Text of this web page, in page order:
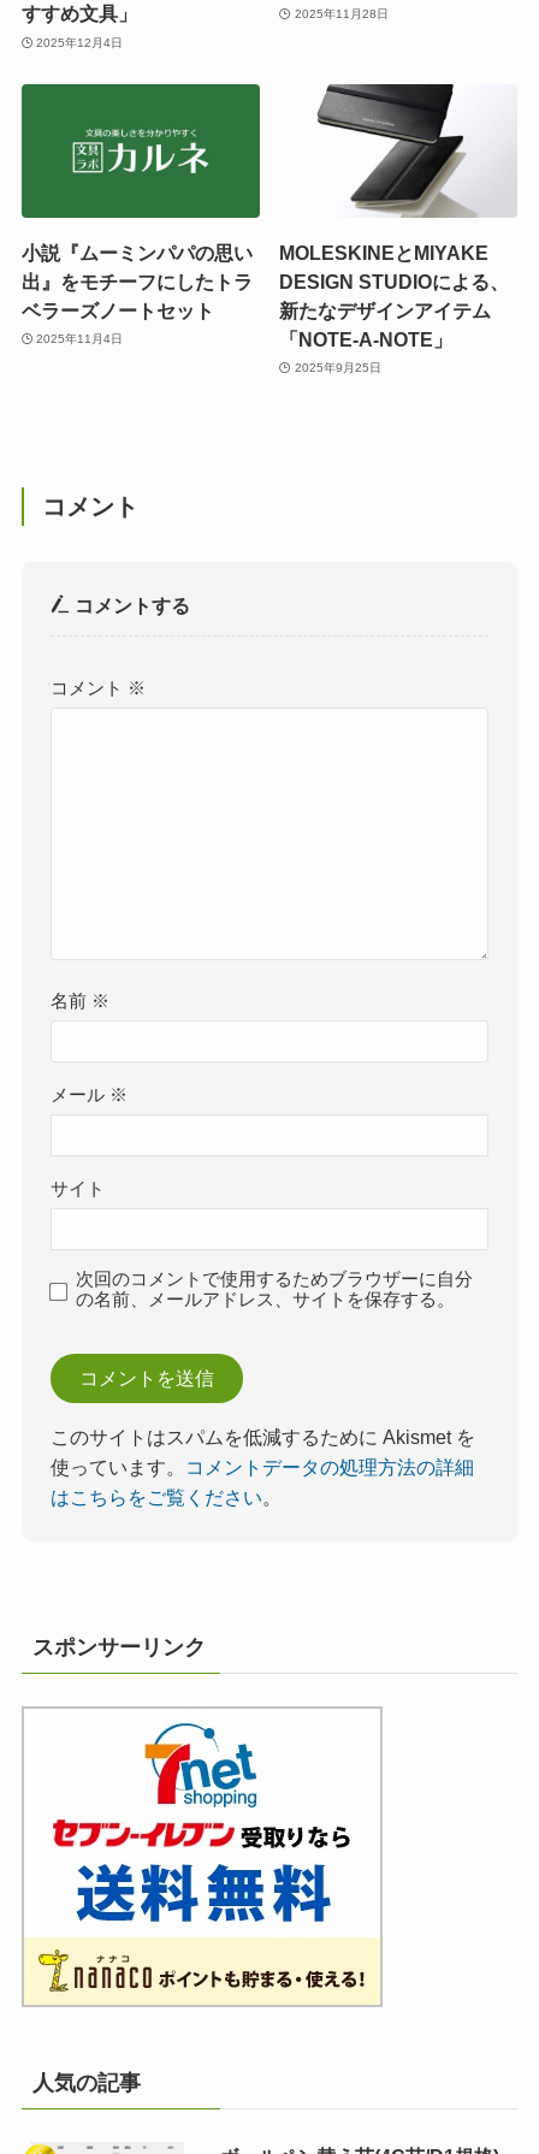
すすめ文具」
2025年12月4日
2025年11月28日
小説『ムーミンパパの思い
出』をモチーフにしたトラ
ベラーズノートセット
2025年11月4日
MOLESKINEとMIYAKE
DESIGN STUDIOによる、
新たなデザインアイテム
「NOTE-A-NOTE」
2025年9月25日
コメント
コメントする
コメント ※
名前 ※
メール ※
サイト
次回のコメントで使用するためブラウザーに自分
の名前、メールアドレス、サイトを保存する。
このサイトはスパムを低減するために Akismet を
使っています。
コメントデータの処理方法の詳細
はこちらをご覧ください。
スポンサーリンク
人気の記事